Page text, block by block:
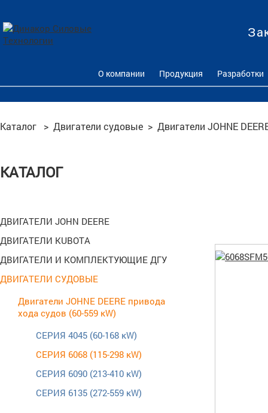
О компании Продукция Разработки
Каталог > Двигатели судовые > Двигатели JOHNE
КАТАЛОГ
ДВИГАТЕЛИ JOHN DEERE
ДВИГАТЕЛИ KUBOTA
ДВИГАТЕЛИ И КОМПЛЕКТУЮЩИЕ ДГУ
ДВИГАТЕЛИ СУДОВЫЕ
Двигатели JOHNE DEERE привода
хода судов (60-559 кW)
CЕРИЯ 4045 (60-168 кW)
CЕРИЯ 6068 (115-298 кW)
CЕРИЯ 6090 (213-410 кW)
CЕРИЯ 6135 (272-559 кW)